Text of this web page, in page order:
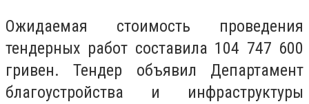
Ожидаемая стоимость проведения
тендерных работ составила 104 747 600
гривен. Тендер объявил Департамент
благоустройства и инфраструктуры